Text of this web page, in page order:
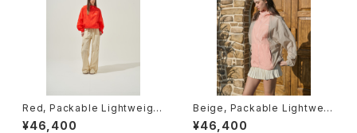
Red, Packable Lightweight
Hood Windbreaker
¥46,400
Beige, Packable Lightweig
ht Hood Windbreaker
¥46,400